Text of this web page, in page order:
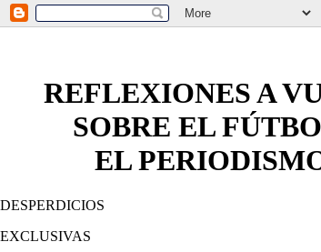
REFLEXIONES A
SOBRE EL
EL PERIODISMO
DESPERDICIOS
EXCLUSIVAS